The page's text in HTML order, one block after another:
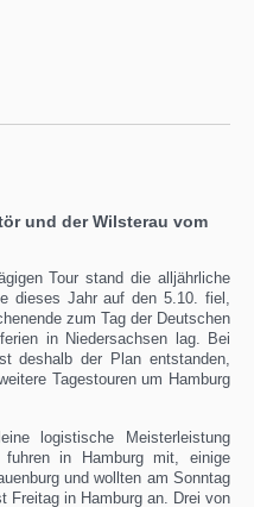
und der Wilsterau vom
Tour stand die alljährliche
dieses Jahr auf den 5.10. fiel,
zum Tag der Deutschen
in Niedersachsen lag. Bei
deshalb der Plan entstanden,
Tagestouren um Hamburg
logistische Meisterleistung
fuhren in Hamburg mit, einige
und wollten am Sonntag
Freitag in Hamburg an. Drei von